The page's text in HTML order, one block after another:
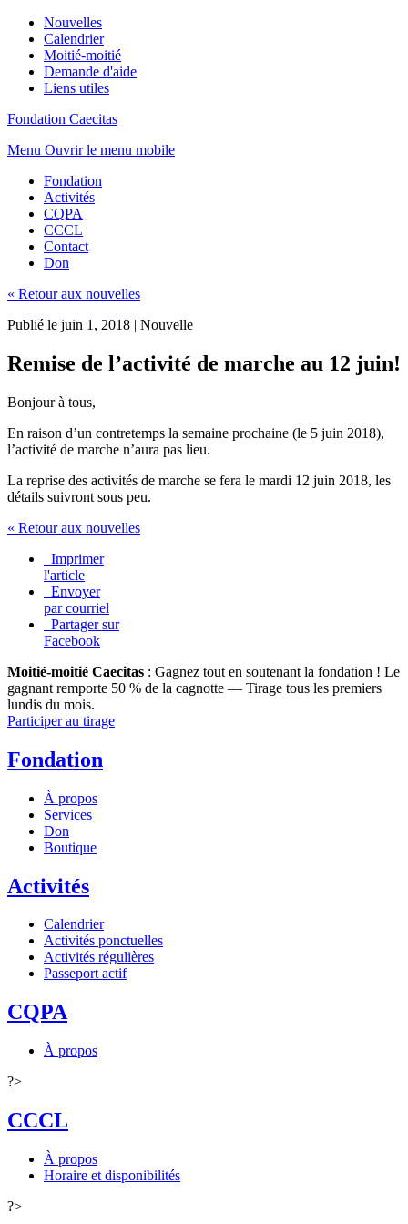
Nouvelles
Calendrier
Moitié-moitié
Demande d'aide
Liens utiles
Fondation Caecitas
Menu Ouvrir le menu mobile
Fondation
Activités
CQPA
CCCL
Contact
Don
« Retour aux nouvelles
Publié le juin 1, 2018 | Nouvelle
Remise de l’activité de marche au 12 juin!
Bonjour à tous,
En raison d’un contretemps la semaine prochaine (le 5 juin 2018),
l’activité de marche n’aura pas lieu.
La reprise des activités de marche se fera le mardi 12 juin 2018, les
détails suivront sous peu.
« Retour aux nouvelles
Imprimer
l'article
Envoyer
par courriel
Partager sur
Facebook
Moitié-moitié Caecitas : Gagnez tout en soutenant la fondation ! Le
gagnant remporte 50 % de la cagnotte — Tirage tous les premiers
lundis du mois.
Participer au tirage
Fondation
À propos
Services
Don
Boutique
Activités
Calendrier
Activités ponctuelles
Activités régulières
Passeport actif
CQPA
À propos
?>
CCCL
À propos
Horaire et disponibilités
?>